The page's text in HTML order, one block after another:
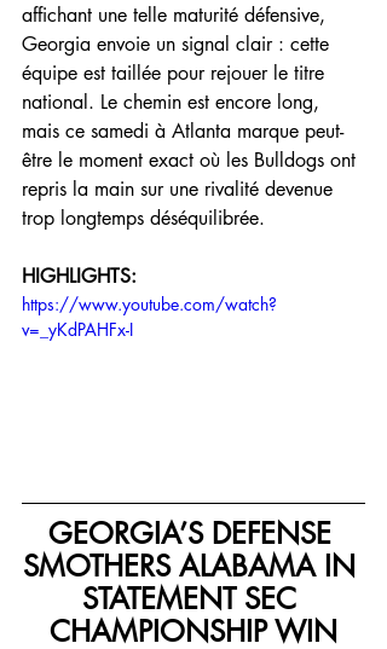
affichant une telle maturité défensive,
Georgia envoie un signal clair : cette
équipe est taillée pour rejouer le titre
national. Le chemin est encore long,
mais ce samedi à Atlanta marque peut-
être le moment exact où les Bulldogs ont
repris la main sur une rivalité devenue
trop longtemps déséquilibrée.
HIGHLIGHTS:
https://www.youtube.com/watch?
v=_yKdPAHFx-I
GEORGIA’S DEFENSE
SMOTHERS ALABAMA IN
STATEMENT SEC
CHAMPIONSHIP WIN